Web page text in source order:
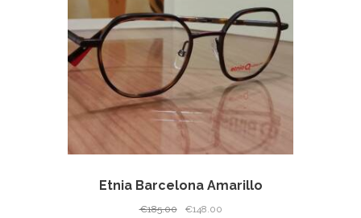
Etnia Barcelona Amarillo
€185.00
Il€148.00Il